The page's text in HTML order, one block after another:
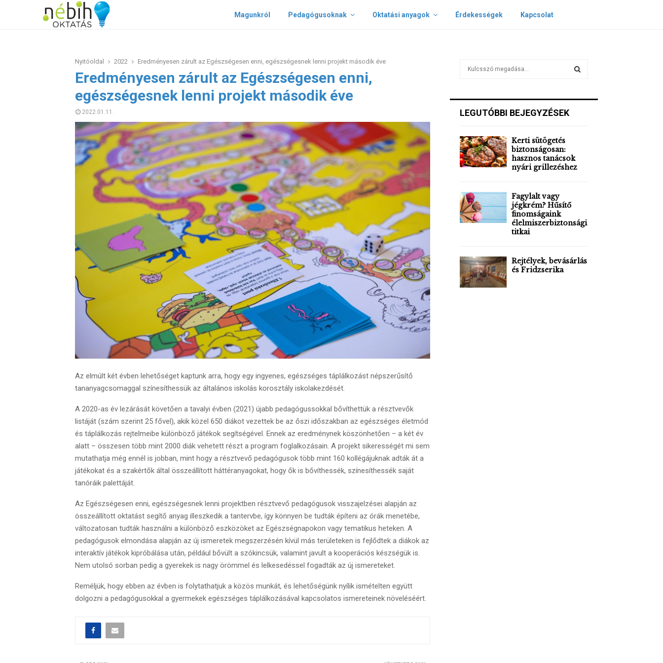
Magunkról Pedagógusoknak Oktatási anyagok Érdekességek Kapcsolat
Nyitóoldal 2022 Eredményesen zárult az Egészségesen enni, egészségesnek lenni projekt második éve
Eredményesen zárult az Egészségesen enni,
egészségesnek lenni projekt második éve
2022.01.11.
Az elmúlt két évben lehetőséget kaptunk arra, hogy egy ingyenes, egészséges táplálkozást népszerűsítő
tananyagcsomaggal színesíthessük az általános iskolás korosztály iskolakezdését.
A 2020-as év lezárását követően a tavalyi évben (2021) újabb pedagógussokkal bővíthettük a résztvevők
listáját (szám szerint 25 fővel), akik közel 650 diákot vezettek be az őszi időszakban az egészséges életmód
és táplálkozás rejtelmeibe különböző játékok segítségével. Ennek az eredménynek köszönhetően – a két év
alatt – összesen több mint 2000 diák vehetett részt a program foglalkozásain. A projekt sikerességét mi sem
mutathatja még ennél is jobban, mint hogy a résztvevő pedagógusok több mint 160 kollégájuknak adták át a
játékokat és a szakértők által összeállított háttéranyagokat, hogy ők is bővíthessék, színesíthessék saját
tanóráik palettáját.
Az Egészségesen enni, egészségesnek lenni projektben résztvevő pedagógusok visszajelzései alapján az
összeállított oktatást segítő anyag illeszkedik a tantervbe, így könnyen be tudták építeni az órák menetébe,
változatosan tudták használni a különböző eszközöket az Egészségnapokon vagy tematikus heteken. A
pedagógusok elmondása alapján az új ismeretek megszerzésén kívül más területeken is fejlődtek a diákok az
interaktív játékok kipróbálása után, például bővült a szókincsük, valamint javult a kooperációs készségük is.
Nem utolsó sorban pedig a gyerekek is nagy örömmel és lelkesedéssel fogadták az új ismereteket.
Reméljük, hogy ebben az évben is folytathatjuk a közös munkát, és lehetőségünk nyílik ismételten együtt
dolgozni a pedagógusokkal a gyermekek egészséges táplálkozásával kapcsolatos ismereteinek növeléséért.
h
o
r
:
C
LEGUTÓBBI BEJEGYZÉSEK
Kerti sütögetés
biztonságosan:
hasznos tanácsok
nyári grillezéshez
Fagylalt vagy
jégkrém? Hűsítő
finomságaink
élelmiszerbiztonsági
titkai
Rejtélyek, bevásárlás
és Fridzserika